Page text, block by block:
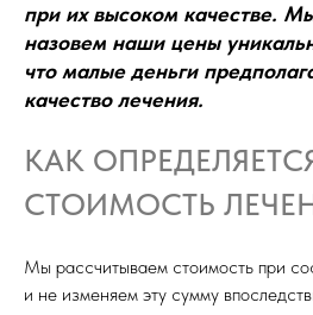
при их высоком качестве.
назовем наши цены
что малые деньги
качество лечения.
КАК
СТОИМОСТЬ
Мы рассчитываем стоимость при
и не изменяем эту сумму